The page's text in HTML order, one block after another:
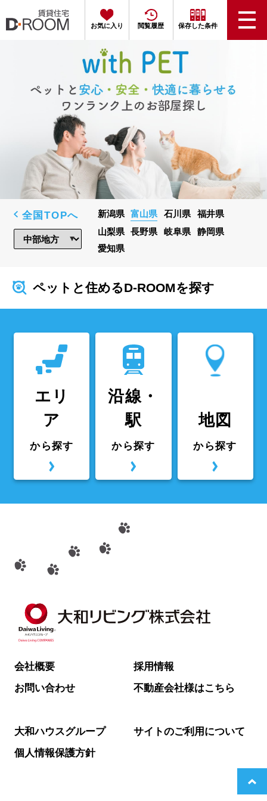
お気に入り 閲覧履歴 保存した条件
全国TOPへ 新潟県 富山県 石川県
福井県
山梨県
長野県 岐阜県
静岡県
愛知県
ペットと住めるD-ROOMを探す
エリ
ア
から探す
沿線・
駅
から探す
地図
から探す
会社概要
採用情報
お問い合わせ
不動産会社様はこちら
大和ハウスグループ
サイトのご利用について
個人情報保護方針